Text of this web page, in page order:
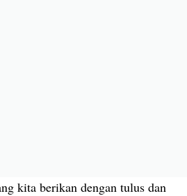
kita berikan dengan tulus dan